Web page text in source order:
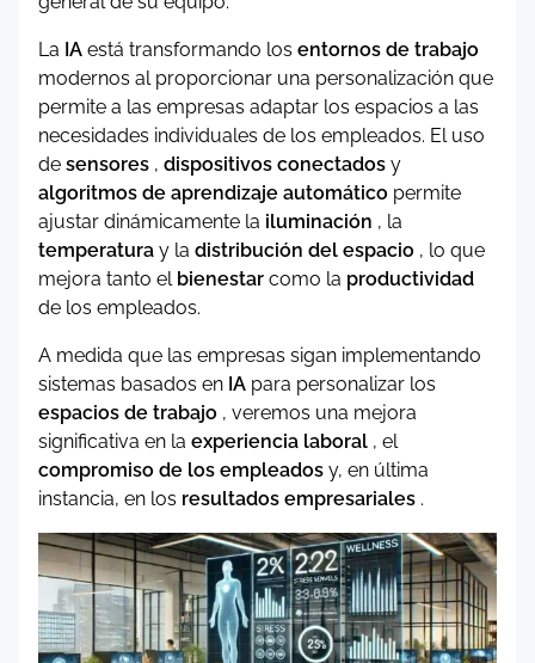
La IA está transformando los entornos de trabajo
modernos al proporcionar una personalización que
permite a las empresas adaptar los espacios a las
necesidades individuales de los empleados. El uso
de sensores , dispositivos conectados y
algoritmos de aprendizaje automático permite
ajustar dinámicamente la iluminación , la
temperatura y la distribución del espacio , lo que
mejora tanto el bienestar como la productividad
de los empleados.
A medida que las empresas sigan implementando
sistemas basados ​​en IA para personalizar los
espacios de trabajo , veremos una mejora
significativa en la experiencia laboral , el
compromiso de los empleados y, en última
instancia, en los resultados empresariales .